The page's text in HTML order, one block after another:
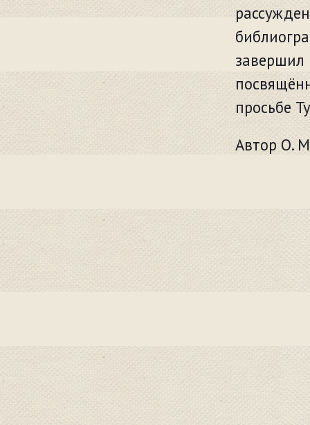
просьбе
Автор О.